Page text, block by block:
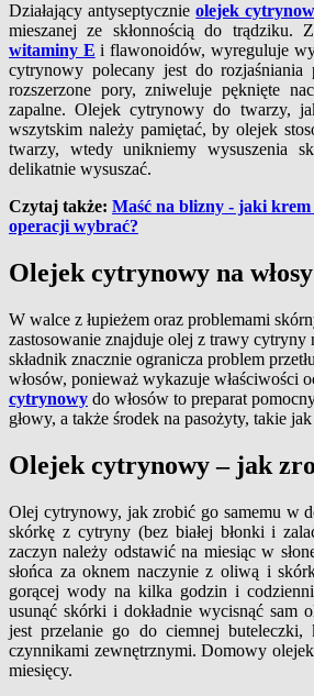
Działający antyseptycznieolejek
mieszanej ze skłonnością do trądziku.
witaminy E i flawonoidów, wyreguluje
cytrynowy polecany jest do rozjaśniania
rozszerzone pory, zniweluje pęknięte
zapalne. Olejek cytrynowy do twarzy,
wszytskim należy pamiętać, by olejek
twarzy, wtedy unikniemy wysuszenia
delikatnie wysuszać.
Czytaj także: Maść na blizny - jaki
operacji wybrać?
Olejek cytrynowy na włosy
W walce z łupieżem oraz problemami
zastosowanie znajduje olej z trawy cytryny
składnik znacznie ogranicza problem
włosów, ponieważ wykazuje właściwości
cytrynowy do włosów to preparat
głowy, a także środek na pasożyty, takie
Olejek cytrynowy – jak
Olej cytrynowy, jak zrobić go samemu w
skórkę z cytryny (bez białej błonki i
zaczyn należy odstawić na miesiąc w
słońca za oknem naczynie z oliwą i
gorącej wody na kilka godzin i
usunąć skórki i dokładnie wycisnąć sam
jest przelanie go do ciemnej buteleczki,
czynnikami zewnętrznymi. Domowy
miesięcy.